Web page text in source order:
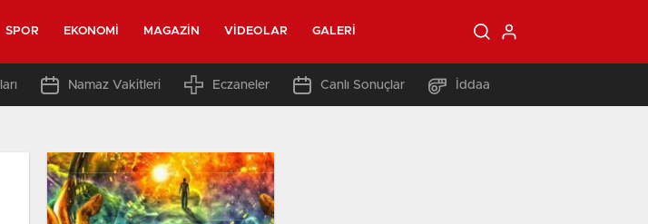
SPOR EKONOMI MAGAZIN VIDEOLAR GALERI
Namaz Vakitleri Eczaneler Canlı Sonuçlar İddaa